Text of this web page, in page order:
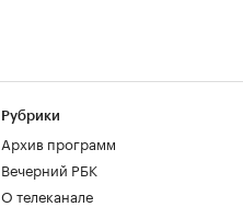
Рубрики
Архив программ
Вечерний РБК
О телеканале